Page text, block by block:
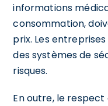
informations
consommation,
prix. Les
des systèmes de
risques.
En outre, le